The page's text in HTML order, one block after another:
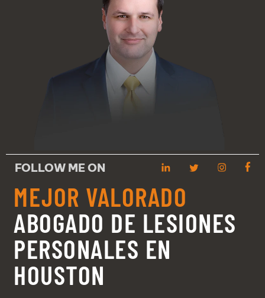
MEJOR VALORADO
ABOGADO DE LESIONES
PERSONALES EN
HOUSTON
FOLLOW ME ON